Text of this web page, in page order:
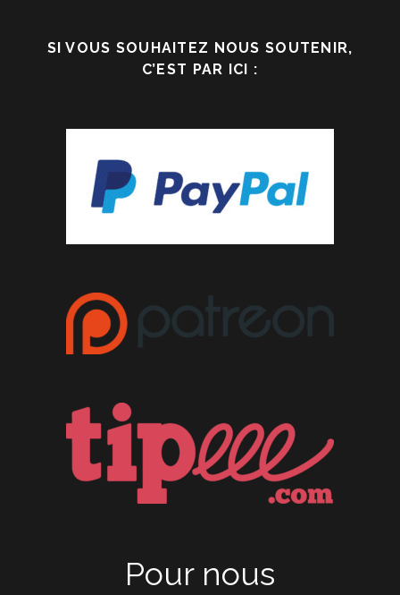
SI VOUS SOUHAITEZ NOUS SOUTENIR,
C’EST PAR ICI :
Pour nous